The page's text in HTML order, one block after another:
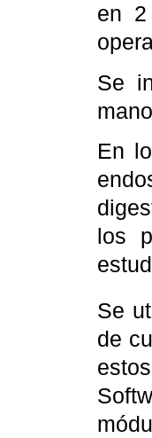
en 2
Se
En
los
Se
de